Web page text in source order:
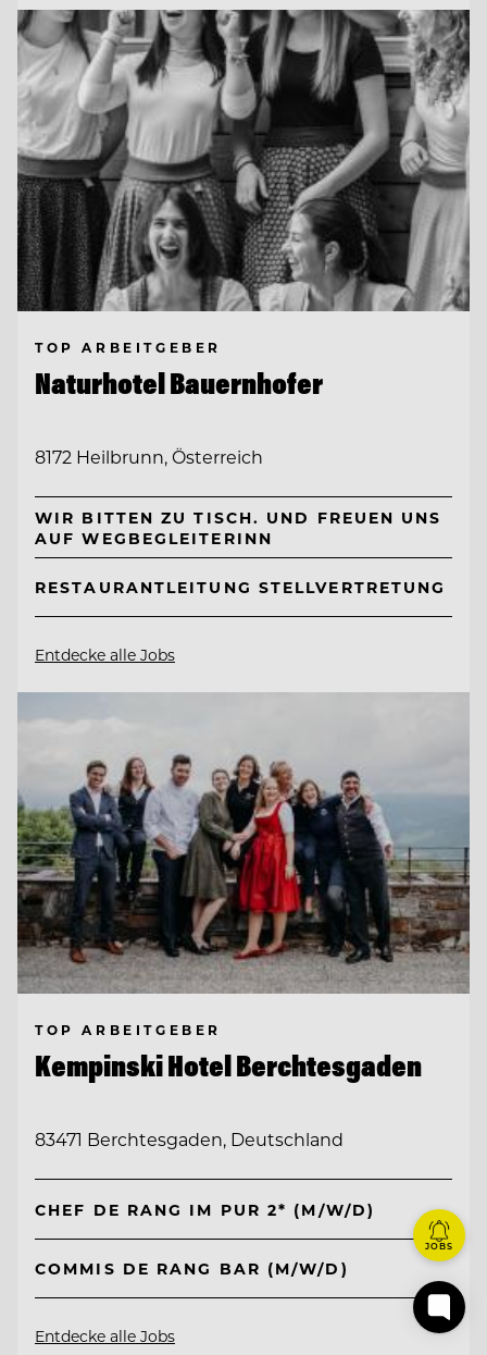
TOP ARBEITGEBER
Naturhotel Bauernhofer
8172 Heilbrunn, Österreich
WIR BITTEN ZU TISCH. UND FREUEN UNS
AUF WEGBEGLEITERINN
RESTAURANTLEITUNG STELLVERTRETUNG
Entdecke alle Jobs
TOP ARBEITGEBER
Kempinski Hotel Berchtesgaden
83471 Berchtesgaden, Deutschland
CHEF DE RANG IM PUR 2* (M/W/D)
COMMIS DE RANG BAR (M/W/D)
Entdecke alle Jobs
JOBS